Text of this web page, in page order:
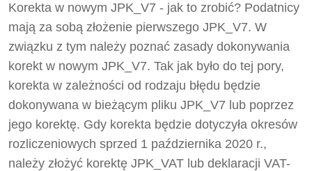
Korekta w nowym JPK_V7 - jak to zrobić? Podatnicy
mają za sobą złożenie pierwszego JPK_V7. W
związku z tym należy poznać zasady dokonywania
korekt w nowym JPK_V7. Tak jak było do tej pory,
korekta w zależności od rodzaju błędu będzie
dokonywana w bieżącym pliku JPK_V7 lub poprzez
jego korektę. Gdy korekta będzie dotyczyła okresów
rozliczeniowych sprzed 1 października 2020 r.,
należy złożyć korektę JPK_VAT lub deklaracji VAT-